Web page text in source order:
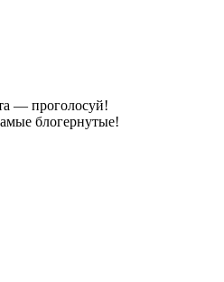
— проголосуй!
блогернутые!